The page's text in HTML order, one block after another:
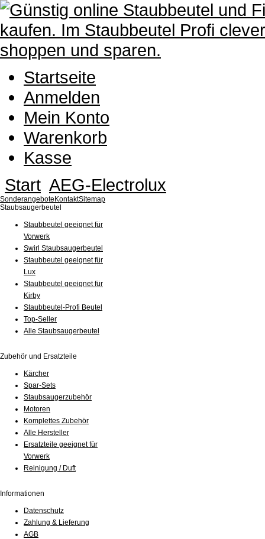
Startseite
Anmelden
Mein Konto
Warenkorb
Kasse
Start AEG-Electrolux
Sonderangebote KontaktSitemap
Staubsaugerbeutel
Staubbeutel geeignet für
Vorwerk
Swirl Staubsaugerbeutel
Staubbeutel geeignet für
Lux
Staubbeutel geeignet für
Kirby
Staubbeutel-Profi Beutel
Top-Seller
Alle Staubsaugerbeutel
Zubehör und Ersatzteile
Kärcher
Spar-Sets
Staubsaugerzubehör
Motoren
Komplettes Zubehör
Alle Hersteller
Ersatzteile geeignet für
Vorwerk
Reinigung / Duft
Informationen
Datenschutz
Zahlung & Lieferung
AGB